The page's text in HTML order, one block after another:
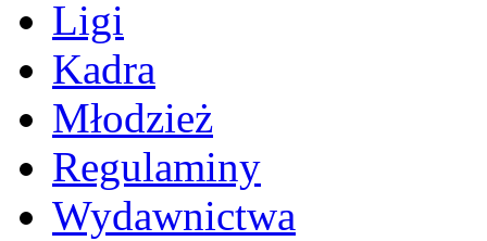
Ligi
Kadra
Młodzież
Regulaminy
Wydawnictwa